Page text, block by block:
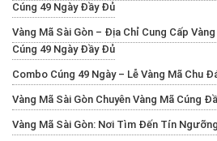
Cúng 49 Ngày Đầy Đủ
Vàng Mã Sài Gòn – Địa Chỉ Cung Cấp
Cúng 49 Ngày Đầy Đủ
Combo Cúng 49 Ngày – Lễ Vàng Mã Chu
Vàng Mã Sài Gòn Chuyên Vàng Mã Cúng
Vàng Mã Sài Gòn: Nơi Tìm Đến Tín